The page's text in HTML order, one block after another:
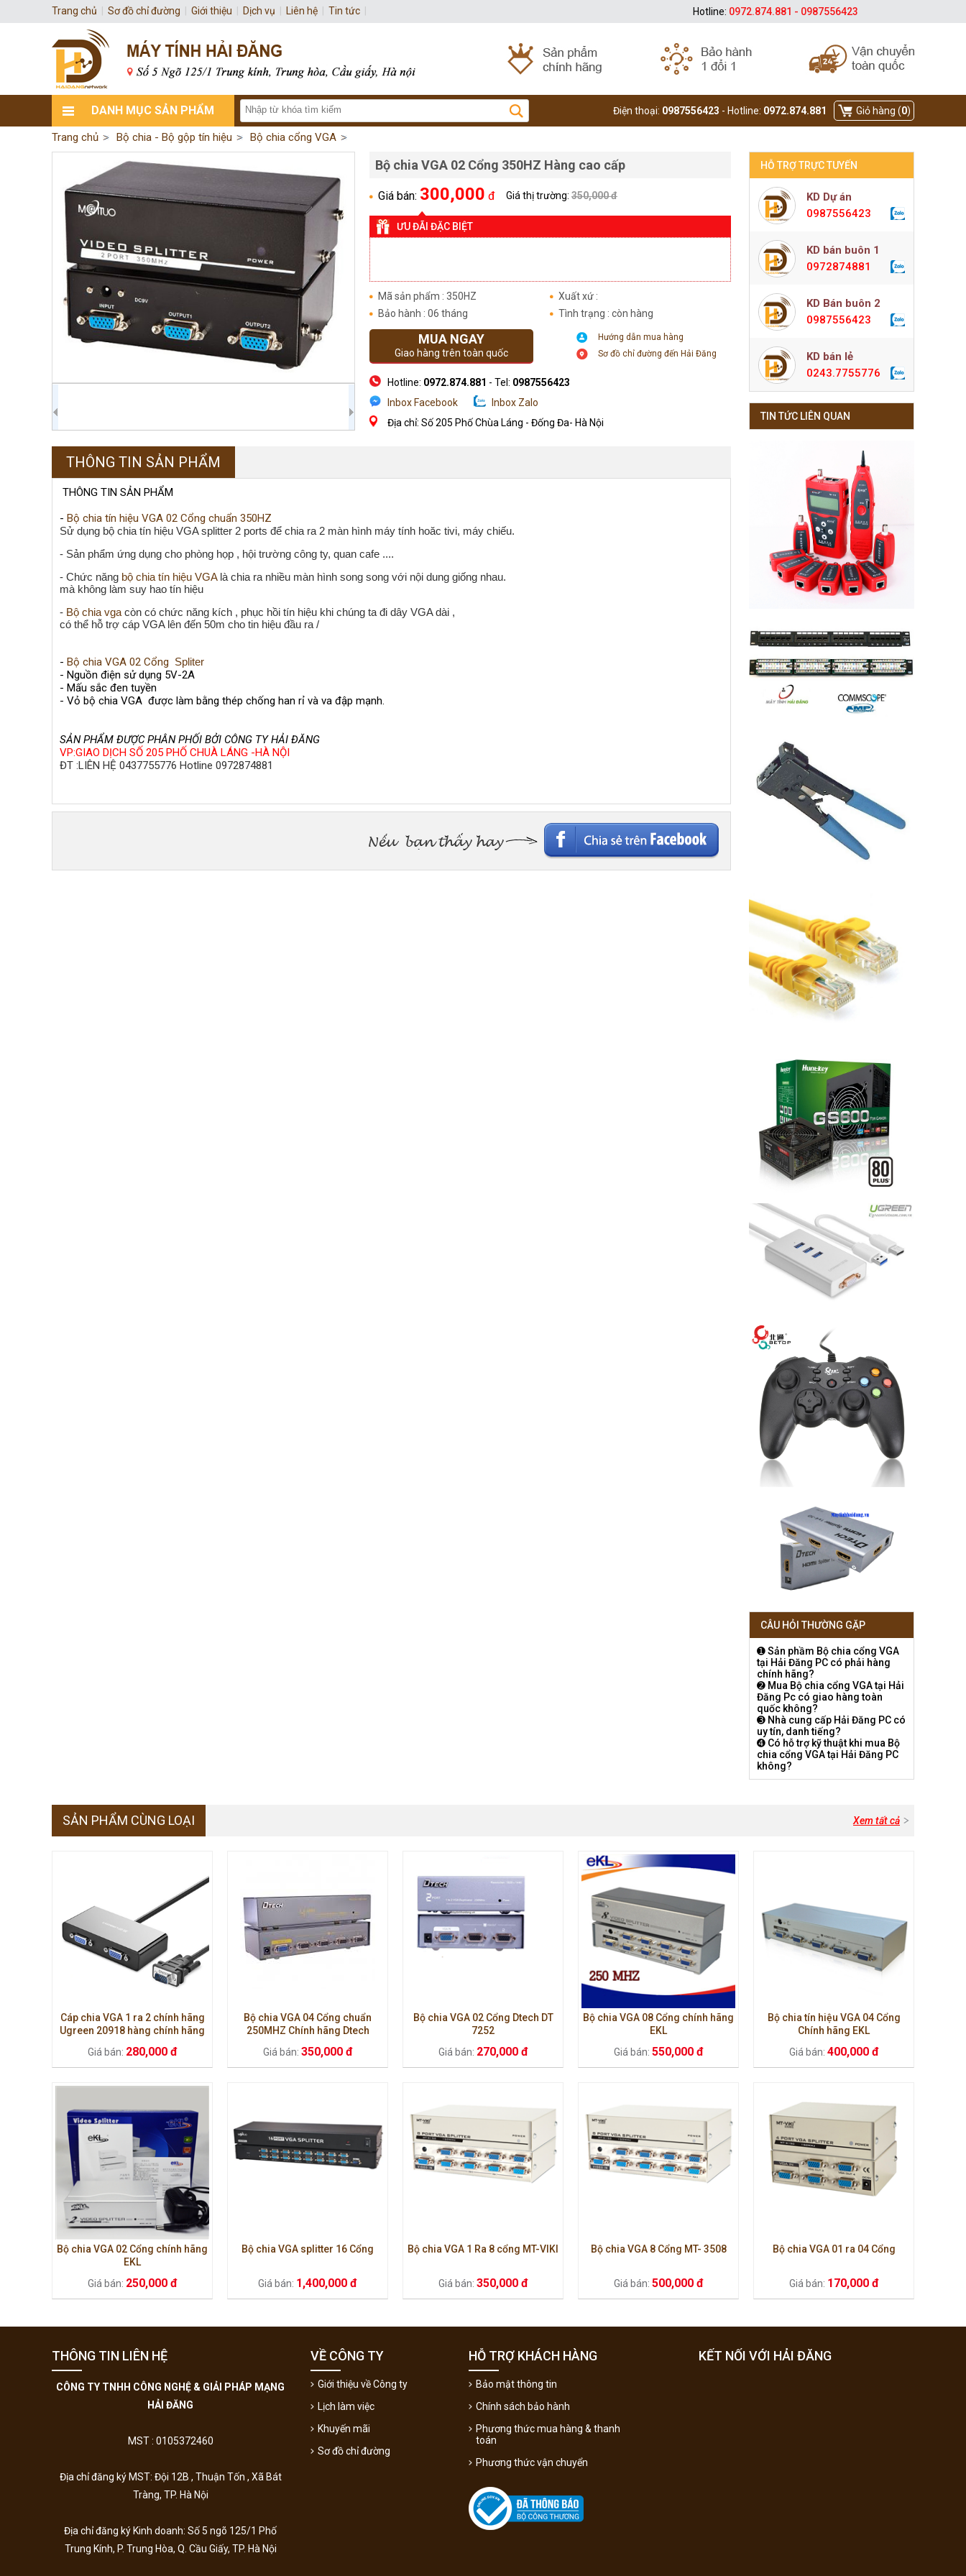
Giỏ hàng (0)
Điện thoại: 0987556423 - Hotline: 0972.874.881
DANH MỤC SẢN PHẨM
Trang chủ Bộ chia - Bộ gộp tín hiệu Bộ chia cổng VGA
Bộ chia VGA 02 Cổng 350HZ Hàng cao cấp
Giá bán: 300,000 đ Giá thị trường: 350,000 đ
ƯU ĐÃI ĐẶC BIỆT
Mã sản phẩm : 350HZ
Xuất xứ :
Bảo hành : 06 tháng
Tình trạng : còn hàng
Hướng dẫn mua hàng
Sơ đồ chỉ đường đến Hải Đăng
MUA NGAY
Giao hàng trên toàn quốc
Hotline: 0972.874.881 - Tel: 0987556423
Inbox Facebook
Inbox Zalo
Địa chỉ: Số 205 Phố Chùa Láng - Đống Đa- Hà Nội
THÔNG TIN SẢN PHẨM
THÔNG TIN SẢN PHẨM
- Bộ chia tín hiệu VGA 02 Cổng chuẩn 350HZ
Sử dụng bộ chia tín hiệu VGA splitter 2 ports để chia ra 2 màn hình máy tính hoăc tivi, máy chiếu.
- Sản phẩm ứng dụng cho phòng họp , hội trường công ty, quan cafe ....
- Chức năng bộ chia tín hiệu VGAlà chia ra nhiều màn hình song song với nội dung giống nhau.
mà không làm suy hao tín hiệu
- Bộ chia vga còn có chức năng kích , phục hồi tín hiệu khi chúng ta đi dây VGA dài ,
có thể hỗ trợ cáp VGA lên đến 50m cho tin hiệu đầu ra /
- Bộ chia VGA 02 Cổng Spliter
- Nguồn điện sử dụng 5V-2A
- Mấu sắc đen tuyền
- Vỏ bộ chia VGA được làm bằng thép chống han rỉ và va đập mạnh.
SẢN PHẨM ĐƯỢC PHÂN PHỐI BỞI CÔNG TY HẢI ĐĂNG
VP:GIAO DỊCH SỐ 205 PHỐ CHUÀ LÁNG -HÀ NỘI
ĐT :LIÊN HỆ 0437755776 Hotline 0972874881
HỖ TRỢ TRỰC TUYẾN
KD Dự án
0987556423
KD bán buôn 1
0972874881
KD Bán buôn 2
0987556423
KD bán lẻ
0243.7755776
TIN TỨC LIÊN QUAN
CÂU HỎI THƯỜNG GẶP
➊ Sản phầm Bộ chia cổng VGA
tại Hải Đăng PC có phải hàng
chính hãng?
➋ Mua Bộ chia cổng VGA tại Hải
Đăng Pc có giao hàng toàn
quốc không?
➌ Nhà cung cấp Hải Đăng PC có
uy tín, danh tiếng?
➍ Có hỗ trợ kỹ thuật khi mua Bộ
chia cổng VGA tại Hải Đăng PC
không?
Xem tất cả
SẢN PHẨM CÙNG LOẠI
Cáp chia VGA 1 ra 2 chính hãng
Ugreen 20918 hàng chính hãng
Giá bán: 280,000 đ
Bộ chia VGA 04 Cổng chuẩn
250MHZ Chính hãng Dtech
Giá bán: 350,000 đ
Bộ chia VGA 02 Cổng Dtech DT
7252
Giá bán: 270,000 đ
Bộ chia VGA 08 Cổng chính hãng
EKL
Giá bán: 550,000 đ
Bộ chia tín hiệu VGA 04 Cổng
Chính hãng EKL
Giá bán: 400,000 đ
Bộ chia VGA 02 Cổng chính hãng
EKL
Giá bán: 250,000 đ
Bộ chia VGA splitter 16 Cổng
Giá bán: 1,400,000 đ
Bộ chia VGA 1 Ra 8 cổng MT-VIKI
Giá bán: 350,000 đ
Bộ chia VGA 8 Cổng MT- 3508
Giá bán: 500,000 đ
Bộ chia VGA 01 ra 04 Cổng
Giá bán: 170,000 đ
KẾT NỐI VỚI HẢI ĐĂNG
THÔNG TIN LIÊN HỆ
CÔNG TY TNHH CÔNG NGHỆ & GIẢI PHÁP MẠNG
HẢI ĐĂNG
MST : 0105372460
Địa chỉ đăng ký MST: Đội 12B , Thuận Tốn , Xã Bát
Tràng, TP. Hà Nội
Địa chỉ đăng ký Kinh doanh: Số 5 ngõ 125/1 Phố
Trung Kính, P. Trung Hòa, Q. Cầu Giấy, TP. Hà Nội
VỀ CÔNG TY
Giới thiệu về Công ty
Lịch làm việc
Khuyến mãi
Sơ đồ chỉ đường
HỖ TRỢ KHÁCH HÀNG
Bảo mật thông tin
Chính sách bảo hành
Phương thức mua hàng & thanh
toán
Phương thức vận chuyển
Trang chủ Sơ đồ chỉ đường Giới thiệu Dịch vụ Liên hệ Tin tức Hotline: 0972.874.881 - 0987556423